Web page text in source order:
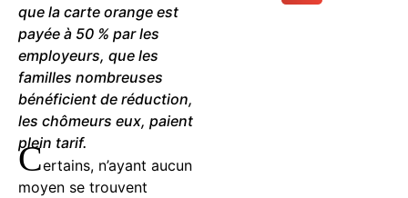
que la carte orange est
payée à 50 % par les
employeurs, que les
familles nombreuses
bénéficient de réduction,
les chômeurs eux, paient
plein tarif.
Certains, n’ayant aucun
moyen se trouvent